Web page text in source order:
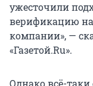
ужесточили
верификацию на
компании», —
«Газетой.Ru».
Однако всё-таки